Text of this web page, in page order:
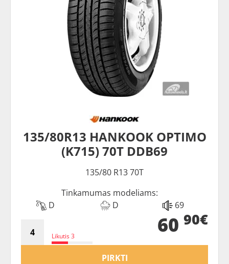
135/80R13 HANKOOK OPTIMO
(K715) 70T DDB69
135/80 R13 70T
Tinkamumas modeliams:
D
D 69
Likutis 3 60 90€
PIRKTI